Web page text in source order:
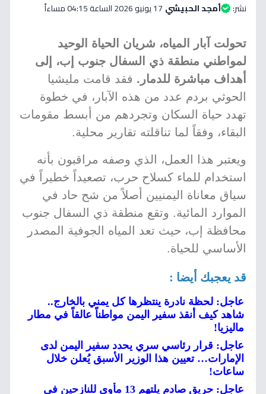
نشر: أمجد الحبيشي 17 يونيو 2026 الساعة 04:15 مساءاً
تحولت آبار المياه، شريان الحياة الوحيد
لمواطني منطقة ذي السفال جنوب إب، إلى
أهداف مباشرة للدمار. فقد قامت مليشيا
الحوثي بردم عدد من هذه الآبار، في خطوة
تهدد حياة السكان وتجردهم من أبسط مقومات
البقاء، وفقاً لما تناقلته تقارير محلية.
ويعتبر هذا العمل، الذي وصفه مراقبون بأنه
استخدام للماء كسلاح حرب، تصعيداً خطيراً في
سياق معاناة اليمنيين أصلاً من شح حاد في
الموارد المائية. وتقع منطقة ذي السفال جنوب
محافظة إب، حيث تعد المياه الجوفية المصدر
الأساسي للحياة.
قد يعجبك أيضا :
عاجل: لحظة نادرة ينتظرها كل يمني بالخارج..
شاهد كيف أنقذ سفير اليمن مواطناً عالقاً في مطار
ماليزيا!
عاجل: قرار رئاسي سري يحدد سفير اليمن لدى
الإمارات… تعيين هذا الوزير الأسبق يُعلن خلال
ساعات!
عاجل: حريق صادم يلتهم 13 مأوى للنازحين في